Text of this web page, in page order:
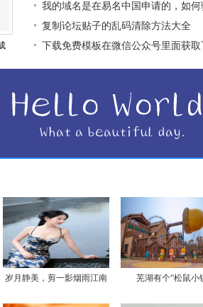
我的域名是在易名中国申请的，如
复制论坛贴子的乱码清除方法大全
下载免费模板在微信公众号里面获
岁月静美，剪一影烟雨江南 芜湖有个“松鼠小